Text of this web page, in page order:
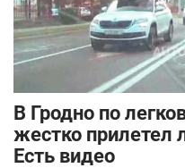
В Гродно по
жестко прилетел
Есть видео